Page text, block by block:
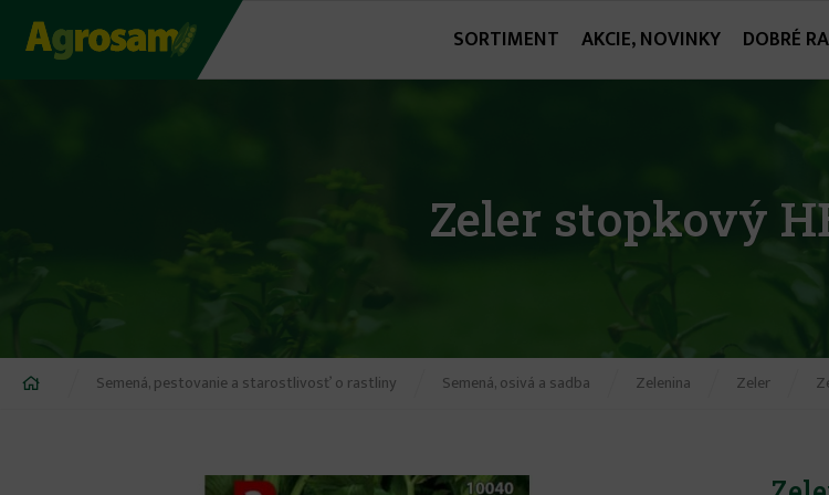
Jump
SORTIMENT AKCIE, NOVINKY DOBRÉ
Zeler stopkový
NachádzateSemená, pestovanie a starostlivosť o rastliny Semená, osivá a sadba Zelenina Zeler